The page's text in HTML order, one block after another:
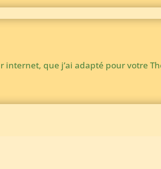
internet, que j’ai adapté pour votre